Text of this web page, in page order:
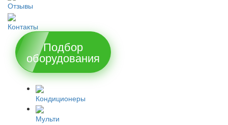
Отзывы
Контакты
Подбор
оборудования
Кондиционеры
Мульти